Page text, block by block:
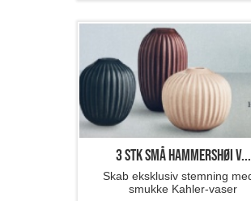
3 stk små Hammershøi v...
Skab eksklusiv stemning
smukke Kahler-vaser